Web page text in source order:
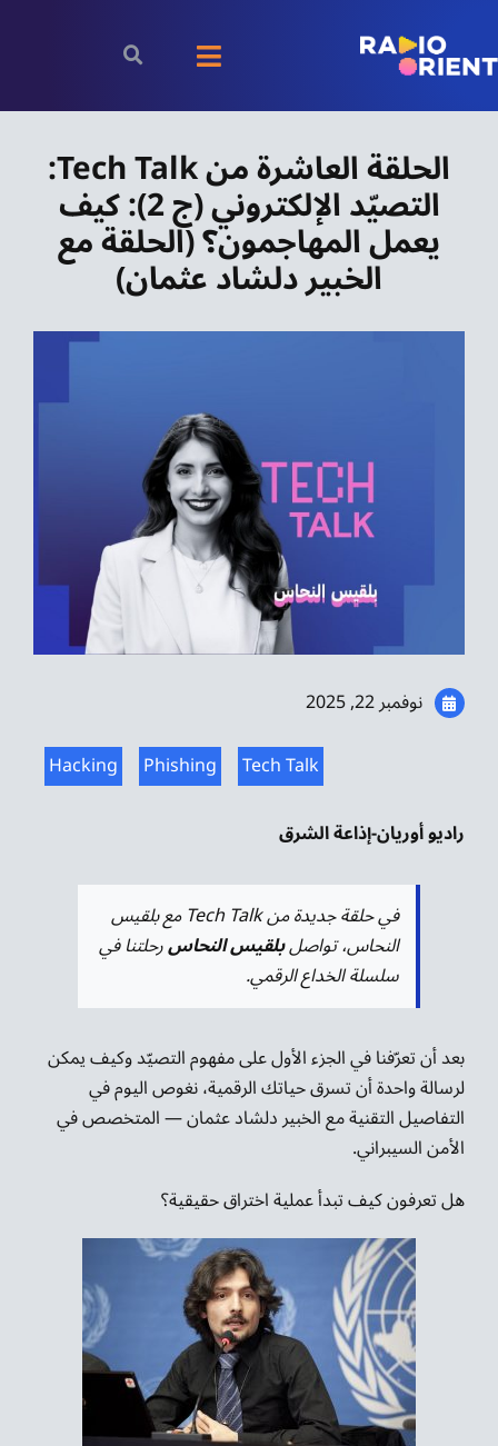
content
Toggle
Navigation
بودكاست
الأخبار
رياضة
تواصل معنا
الحلقة العاشرة من Tech Talk:
التصيّد الإلكتروني (ج 2): كيف
يعمل المهاجمون؟ (الحلقة مع
الخبير دلشاد عثمان)
نوفمبر 22, 2025
Hacking
Phishing
Tech Talk
راديو أوريان-إذاعة الشرق
في حلقة جديدة من Tech Talk مع بلقيس
النحاس، تواصلبلقيس النحاسرحلتنا في
سلسلة الخداع الرقمي.
بعد أن تعرّفنا في الجزء الأول على مفهوم التصيّد وكيف يمكن
لرسالة واحدة أن تسرق حياتك الرقمية، نغوص اليوم في
التفاصيل التقنية مع الخبير دلشاد عثمان — المتخصص في
الأمن السيبراني.
هل تعرفون كيف تبدأ عملية اختراق حقيقية؟